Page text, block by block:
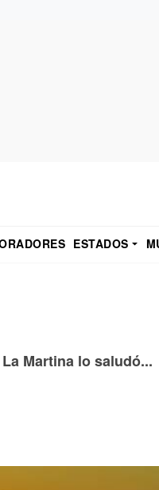
ESTADOS
Martina lo saludó...